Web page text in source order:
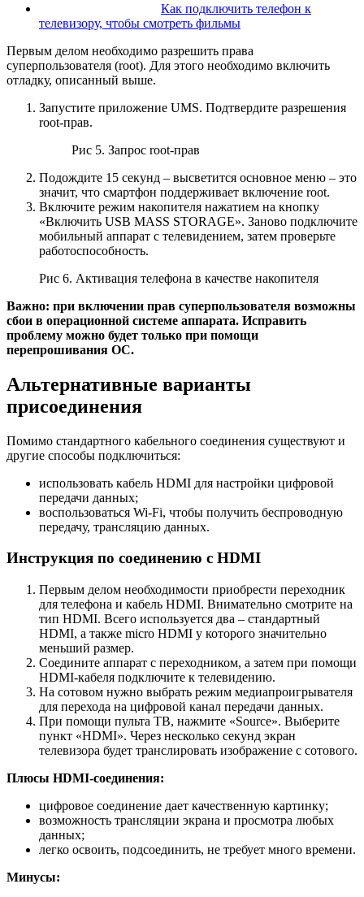
Как подключить телефон к
телевизору, чтобы смотреть фильмы
Первым делом необходимо разрешить права
суперпользователя (root). Для этого необходимо включить
отладку, описанный выше.
Запустите приложение UMS. Подтвердите разрешения
root-прав.
Рис 5. Запрос root-прав
Подождите 15 секунд – высветится основное меню – это
значит, что смартфон поддерживает включение root.
Включите режим накопителя нажатием на кнопку
«Включить USB MASS STORAGE». Заново подключите
мобильный аппарат с телевидением, затем проверьте
работоспособность.
Рис 6. Активация телефона в качестве накопителя
Важно: при включении прав суперпользователя возможны
сбои в операционной системе аппарата. Исправить
проблему можно будет только при помощи
перепрошивания ОС.
Альтернативные варианты
присоединения
Помимо стандартного кабельного соединения существуют и
другие способы подключиться:
использовать кабель HDMI для настройки цифровой
передачи данных;
воспользоваться Wi-Fi, чтобы получить беспроводную
передачу, трансляцию данных.
Инструкция по соединению с HDMI
Первым делом необходимости приобрести переходник
для телефона и кабель HDMI. Внимательно смотрите на
тип HDMI. Всего используется два – стандартный
HDMI, а также micro HDMI у которого значительно
меньший размер.
Соедините аппарат с переходником, а затем при помощи
HDMI-кабеля подключите к телевидению.
На сотовом нужно выбрать режим медиапроигрывателя
для перехода на цифровой канал передачи данных.
При помощи пульта ТВ, нажмите «Source». Выберите
пункт «HDMI». Через несколько секунд экран
телевизора будет транслировать изображение с сотового.
Плюсы HDMI-соединения:
цифровое соединение дает качественную картинку;
возможность трансляции экрана и просмотра любых
данных;
легко освоить, подсоединить, не требует много времени.
Минусы: